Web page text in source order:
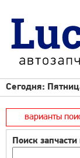
Сегодня:
варианты
Поиск